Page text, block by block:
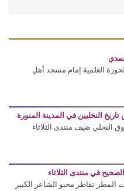
العلمية إمام مسجد أهل
النخليين في المدينة المنورة
النخلي ضيف منتدى الثلاثاء
في منتدى الثلاثاء
تقاطر محبو الشاعر الكبير